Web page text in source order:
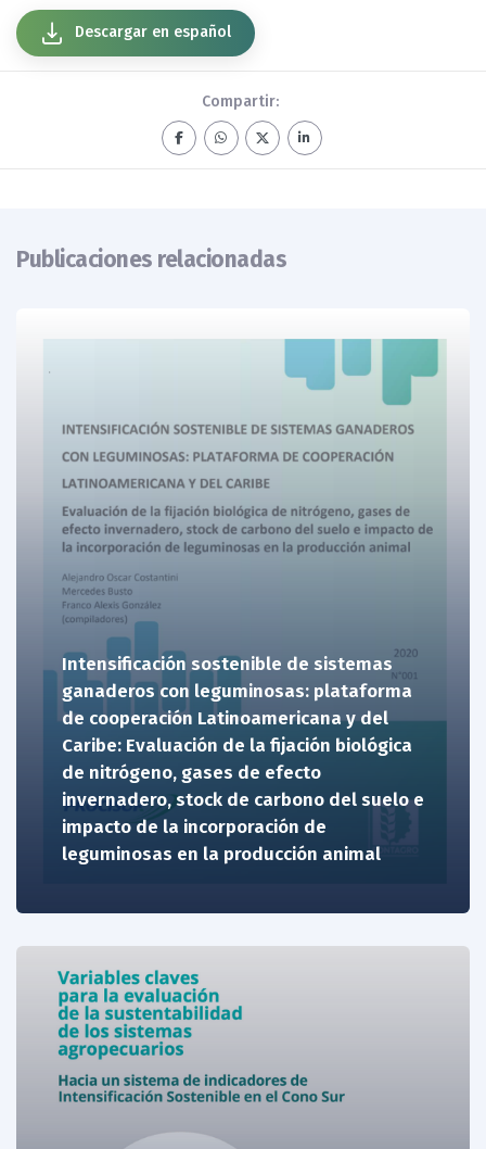
Descargar en español
Compartir:
Publicaciones relacionadas
Intensificación sostenible de sistemas
ganaderos con leguminosas: plataforma
de cooperación Latinoamericana y del
Caribe: Evaluación de la fijación biológica
de nitrógeno, gases de efecto
invernadero, stock de carbono del suelo e
impacto de la incorporación de
leguminosas en la producción animal